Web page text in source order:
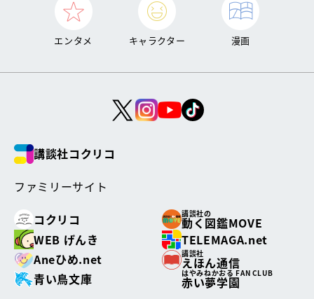
エンタメ キャラクター 漫画
講談社コクリコ
ファミリーサイト
コクリコ
講談社の
動く図鑑MOVE
WEB げんき
TELEMAGA.net
Aneひめ.net
講談社
えほん通信
青い鳥文庫
はやみねかおる FAN CLUB
赤い夢学園